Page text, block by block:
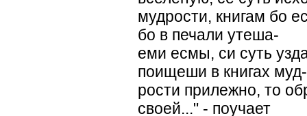
мудрости, книгам бо
бо в печали утеша-
еми есмы, си суть
поищеши в книгах муд-
рости прилежно, то
своей..." - поучает